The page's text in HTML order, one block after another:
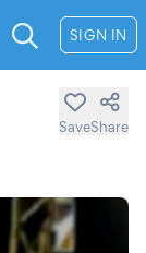
SIGN IN
SaveShare